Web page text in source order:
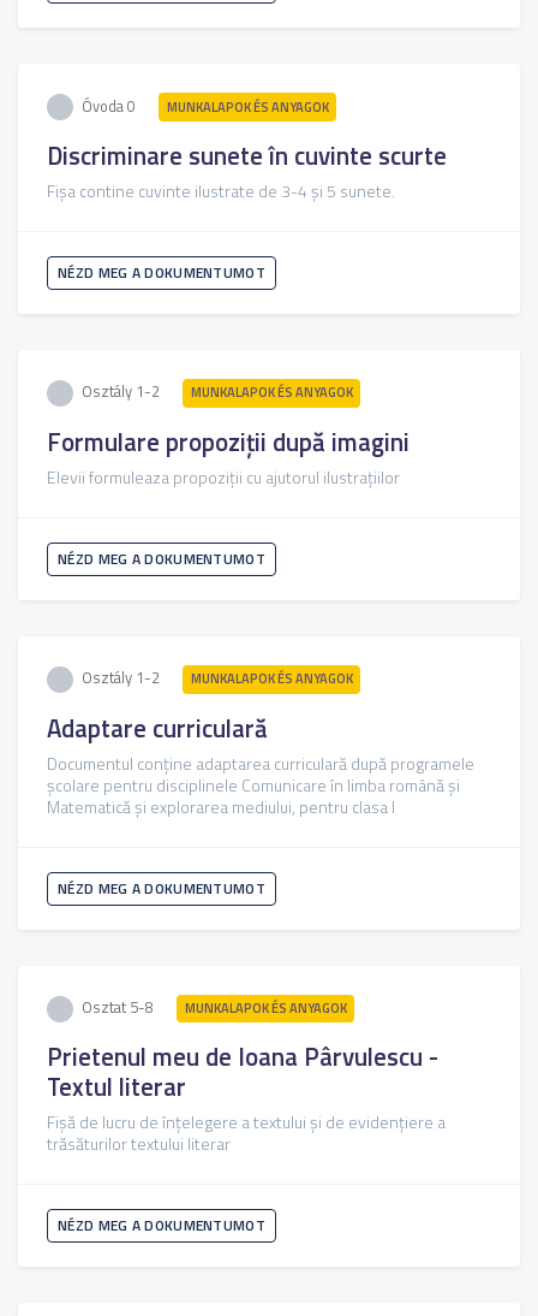
Óvoda 0 MUNKALAPOK ÉS ANYAGOK
Discriminare sunete în cuvinte scurte
Fișa contine cuvinte ilustrate de 3-4 și 5 sunete.
NÉZD MEG A DOKUMENTUMOT
Osztály 1-2 MUNKALAPOK ÉS ANYAGOK
Formulare propoziții după imagini
Elevii formuleaza propoziții cu ajutorul ilustrațiilor
NÉZD MEG A DOKUMENTUMOT
Osztály 1-2 MUNKALAPOK ÉS ANYAGOK
Adaptare curriculară
Documentul conține adaptarea curriculară după programele
școlare pentru disciplinele Comunicare în limba română și
Matematică și explorarea mediului, pentru clasa I
NÉZD MEG A DOKUMENTUMOT
Osztat 5-8 MUNKALAPOK ÉS ANYAGOK
Prietenul meu de Ioana Pârvulescu -
Textul literar
Fișă de lucru de înțelegere a textului și de evidențiere a
trăsăturilor textului literar
NÉZD MEG A DOKUMENTUMOT